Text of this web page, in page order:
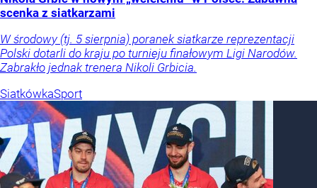
scenka z siatkarzami
W środowy (tj. 5 sierpnia) poranek siatkarze reprezentacji
Polski dotarli do kraju po turnieju finałowym Ligi Narodów.
Zabrakło jednak trenera Nikoli Grbicia.
SiatkówkaSport